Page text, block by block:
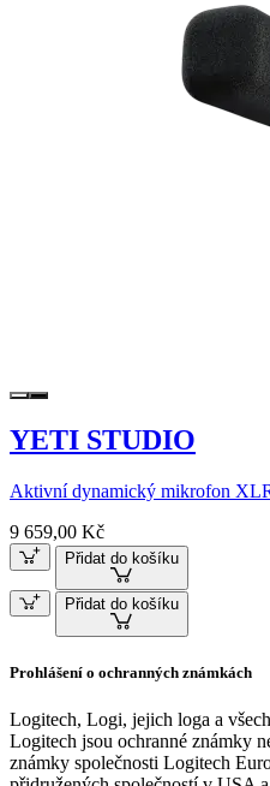
YETI STUDIO
Aktivní dynamický mikrofon
9 659,00 Kč
Přidat do košíku
Přidat do košíku
Prohlášení o ochranných známkách
Logitech, Logi, jejich loga a
Logitech jsou ochranné známky
známky společnosti Logitech